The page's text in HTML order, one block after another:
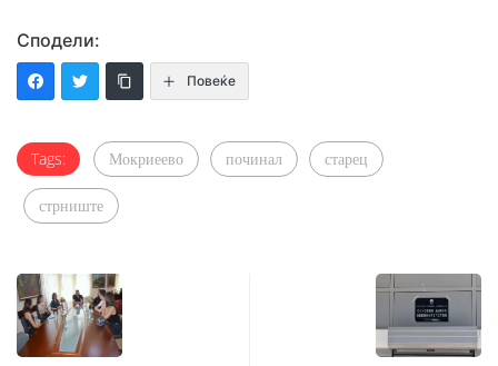
Сподели:
Повеќе
Tags: Мокриеево починал старец
стрниште